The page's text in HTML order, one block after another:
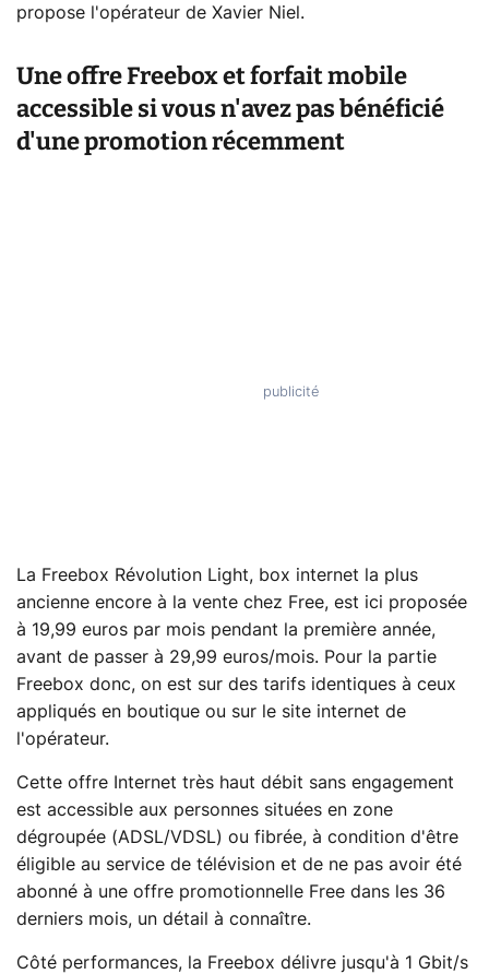
propose l'opérateur de Xavier Niel.
Une offre Freebox et forfait mobile
accessible si vous n'avez pas bénéficié
d'une promotion récemment
La Freebox Révolution Light, box internet la plus
ancienne encore à la vente chez Free, est ici proposée
à 19,99 euros par mois pendant la première année,
avant de passer à 29,99 euros/mois. Pour la partie
Freebox donc, on est sur des tarifs identiques à ceux
appliqués en boutique ou sur le site internet de
l'opérateur.
Cette offre Internet très haut débit sans engagement
est accessible aux personnes situées en zone
dégroupée (ADSL/VDSL) ou fibrée, à condition d'être
éligible au service de télévision et de ne pas avoir été
abonné à une offre promotionnelle Free dans les 36
derniers mois, un détail à connaître.
Côté performances, la Freebox délivre jusqu'à 1 Gbit/s